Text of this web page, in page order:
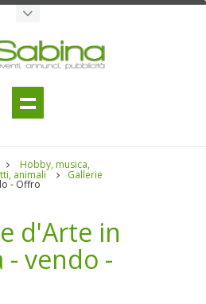
Hobby, musica,
animali Gallerie
- Offro
d'Arte in
- vendo -